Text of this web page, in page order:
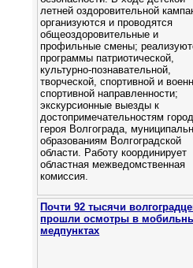
летней оздоровительной
организуются и проводятся
общеоздоровительные и
профильные смены;
программы патриотической,
культурно-познавательной,
творческой, спортивной и
спортивной направленности;
экскурсионные выезды к
достопримечательностям
героя Волгограда,
образованиям Волгоградской
области. Работу координирует
областная межведомственная
комиссия.
Почти 92 тысячи
прошли осмотры в
медпунктах